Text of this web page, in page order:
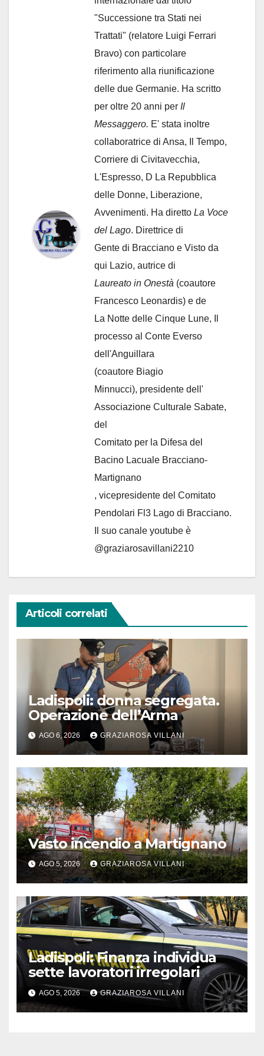
"Successione tra Stati nei
Trattati" (relatore Luigi Ferrari
Bravo) con particolare
riferimento alla riunificazione
delle due Germanie. Ha scritto
per oltre 20 anni per Il
Messaggero. E' stata inoltre
collaboratrice di Ansa, Il Tempo,
Corriere di Civitavecchia,
L'Espresso, D La Repubblica
delle Donne, Liberazione,
Avvenimenti. Ha diretto La Voce
del Lago. Direttrice di
Gente di Bracciano e Visto da
qui Lazio, autrice di
Laureato in Onestà (coautore
Francesco Leonardis) e de
La Notte delle Cinque Lune, Il
processo al Conte Everso
dell'Anguillara
(coautore Biagio
Minnucci), presidente dell'
Associazione Culturale Sabate,
del
Comitato per la Difesa del
Bacino Lacuale Bracciano-
Martignano
, vicepresidente del Comitato
Pendolari Fl3 Lago di Bracciano.
Il suo canale youtube è
@graziarosavillani2210
Articoli correlati
Ladispoli: donna segregata.
Operazione dell’Arma
AGO 6, 2026 GRAZIAROSA VILLANI
Vasto incendio a Martignano
AGO 5, 2026 GRAZIAROSA VILLANI
Ladispoli: Finanza individua
sette lavoratori irregolari
AGO 5, 2026 GRAZIAROSA VILLANI